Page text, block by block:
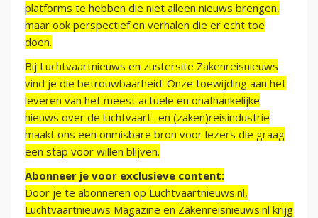
platforms te hebben die niet alleen nieuws brengen,
maar ook perspectief en verhalen die er echt toe
doen.
Bij Luchtvaartnieuws en zustersite Zakenreisnieuws
vind je die betrouwbaarheid. Onze toewijding aan het
leveren van het meest actuele en onafhankelijke
nieuws over de luchtvaart- en (zaken)reisindustrie
maakt ons een onmisbare bron voor lezers die graag
een stap voor willen blijven.
Abonneer je voor exclusieve content:
Door je te abonneren op Luchtvaartnieuws.nl,
Luchtvaartnieuws Magazine en Zakenreisnieuws.nl krijg